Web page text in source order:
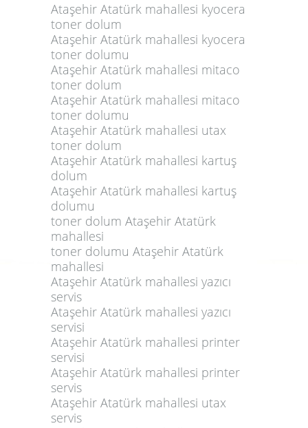
Ataşehir Atatürk mahallesi kyocera
toner dolum
Ataşehir Atatürk mahallesi kyocera
toner dolumu
Ataşehir Atatürk mahallesi mitaco
toner dolum
Ataşehir Atatürk mahallesi mitaco
toner dolumu
Ataşehir Atatürk mahallesi utax
toner dolum
Ataşehir Atatürk mahallesi kartuş
dolum
Ataşehir Atatürk mahallesi kartuş
dolumu
toner dolum Ataşehir Atatürk
mahallesi
toner dolumu Ataşehir Atatürk
mahallesi
Ataşehir Atatürk mahallesi yazıcı
servis
Ataşehir Atatürk mahallesi yazıcı
servisi
Ataşehir Atatürk mahallesi printer
servisi
Ataşehir Atatürk mahallesi printer
servis
Ataşehir Atatürk mahallesi utax
servis